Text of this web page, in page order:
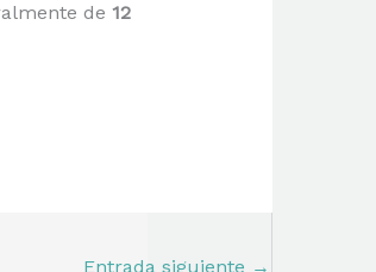
de 12
Entrada siguiente →